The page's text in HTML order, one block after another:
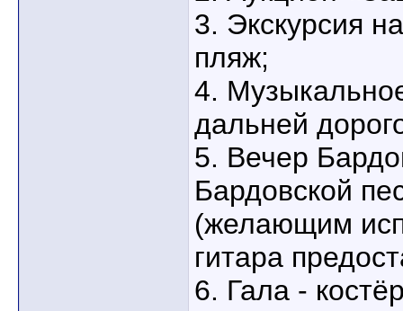
3. Экскурсия
пляж;
4.
дальней
5. Вечер
Бардовской
(желающим
гитара
6. Гала -